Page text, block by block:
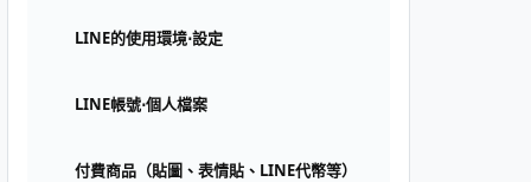
LINE的使用環境⋅設定
LINE帳號⋅個人檔案
付費商品（貼圖、表情貼、LINE代幣等）